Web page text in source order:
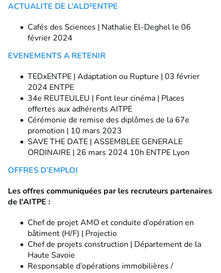
ACTUALITE DE L’ALD²ENTPE
Cafés des Sciences | Nathalie El-Deghel le 06
février 2024
EVENEMENTS A RETENIR
TEDxENTPE | Adaptation ou Rupture | 03 février
2024 ENTPE
34e REUTEULEU | Font leur cinéma | Places
offertes aux adhérents AITPE
Cérémonie de remise des diplômes de la 67e
promotion | 10 mars 2023
SAVE THE DATE | ASSEMBLEE GENERALE
ORDINAIRE | 26 mars 2024 10h ENTPE Lyon
OFFRES D’EMPLOI
Les offres communiquées par les recruteurs partenaires
de l'AITPE :
Chef de projet AMO et conduite d’opération en
bâtiment (H/F) | Projectio
Chef de projets construction | Département de la
Haute Savoie
Responsable d’opérations immobilières /